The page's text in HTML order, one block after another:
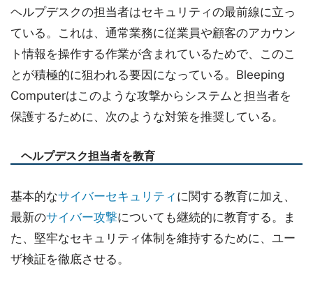
ヘルプデスクの担当者はセキュリティの最前線に立っ
ている。これは、通常業務に従業員や顧客のアカウン
ト情報を操作する作業が含まれているためで、このこ
とが積極的に狙われる要因になっている。Bleeping
Computerはこのような攻撃からシステムと担当者を
保護するために、次のような対策を推奨している。
ヘルプデスク担当者を教育
基本的なサイバーセキュリティ に関する教育に加え、
最新のサイバー攻撃についても継続的に教育する。ま
た、堅牢なセキュリティ体制を維持するために、ユー
ザ検証を徹底させる。